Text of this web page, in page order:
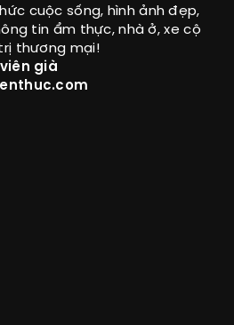
cuộc sống, hình ảnh đẹp,
tin ẩm thực, nhà ở, xe cộ
thương mại!
già